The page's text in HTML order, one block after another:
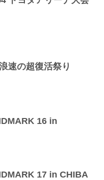
速の超復活祭り
16 in
17 in CHIBA